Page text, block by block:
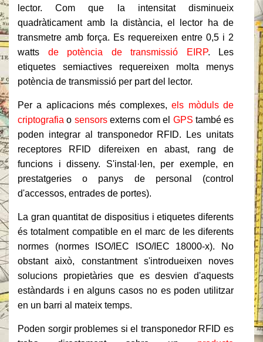
lector. Com que la intensitat disminueix
quadràticament amb la distància, el lector ha de
transmetre amb força. Es requereixen entre 0,5 i 2
watts de potència de transmissió EIRP. Les
etiquetes semiactives requereixen molta menys
potència de transmissió per part del lector.
Per a aplicacions més complexes,els mòduls de
criptografia o sensorsexterns com el GPS també es
poden integrar al transponedor RFID. Les unitats
receptores RFID difereixen en abast, rang de
funcions i disseny. S'instal·len, per exemple, en
prestatgeries o panys de personal (control
d'accessos, entrades de portes).
La gran quantitat de dispositius i etiquetes diferents
és totalment compatible en el marc de les diferents
normes (normes ISO/IEC ISO/IEC 18000-x). No
obstant això, constantment s'introdueixen noves
solucions propietàries que es desvien d'aquests
estàndards i en alguns casos no es poden utilitzar
en un barri al mateix temps.
Poden sorgir problemes si el transponedor RFID es